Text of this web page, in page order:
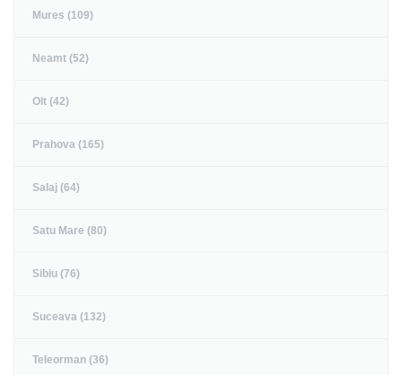
Mures (109)
Neamt (52)
Olt (42)
Prahova (165)
Salaj (64)
Satu Mare (80)
Sibiu (76)
Suceava (132)
Teleorman (36)